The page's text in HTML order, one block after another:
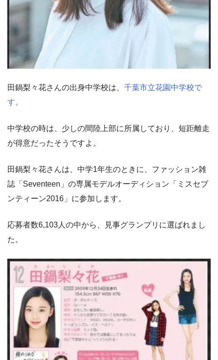
田鍋梨々花さんの出身中学校は、 千葉市立花園中学校で
す。
中学校の時は、少しの間陸上部に所属しており、短距離走
が得意だったそうですよ。
田鍋梨々花さんは、中学1年生のときに、ファッション雑
誌「Seventeen」の専属モデルオーディション「ミスセブ
ンティーン2016」に参加します。
応募者数6,103人の中から、見事グランプリに選ばれまし
た。